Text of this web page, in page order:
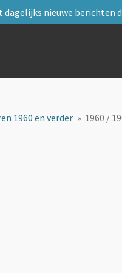
dagelijks nieuwe berichten
1960 en verder » 1960 /